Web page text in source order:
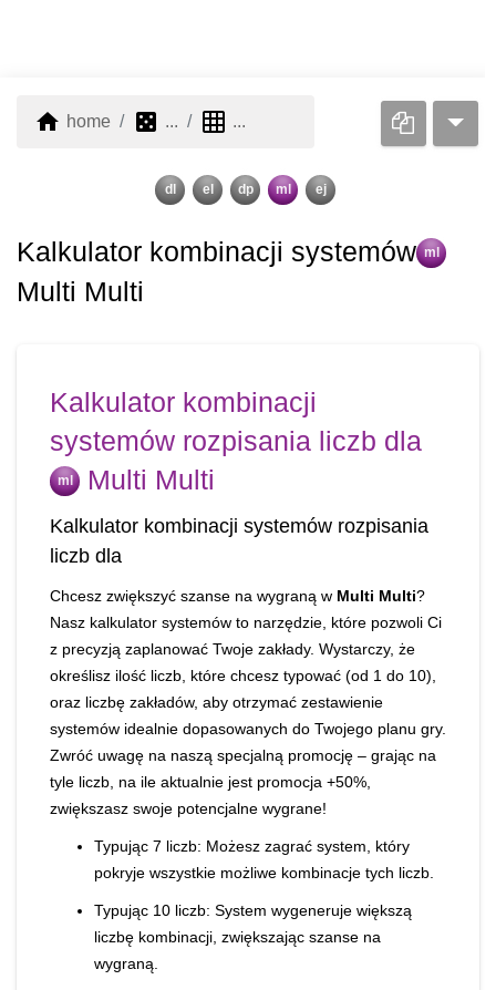
home home casino ... grid_on ...
dl el dp ml ej
Kalkulator kombinacji systemów ml
Multi Multi
Kalkulator kombinacji
systemów rozpisania liczb dla
ml Multi Multi
Kalkulator kombinacji systemów rozpisania
liczb dla
Chcesz zwiększyć szanse na wygraną w Multi Multi?
Nasz kalkulator systemów to narzędzie, które pozwoli Ci
z precyzją zaplanować Twoje zakłady. Wystarczy, że
określisz ilość liczb, które chcesz typować (od 1 do 10),
oraz liczbę zakładów, aby otrzymać zestawienie
systemów idealnie dopasowanych do Twojego planu gry.
Zwróć uwagę na naszą specjalną promocję – grając na
tyle liczb, na ile aktualnie jest promocja +50%,
zwiększasz swoje potencjalne wygrane!
Typując 7 liczb: Możesz zagrać system, który
pokryje wszystkie możliwe kombinacje tych liczb.
Typując 10 liczb: System wygeneruje większą
liczbę kombinacji, zwiększając szanse na
wygraną.